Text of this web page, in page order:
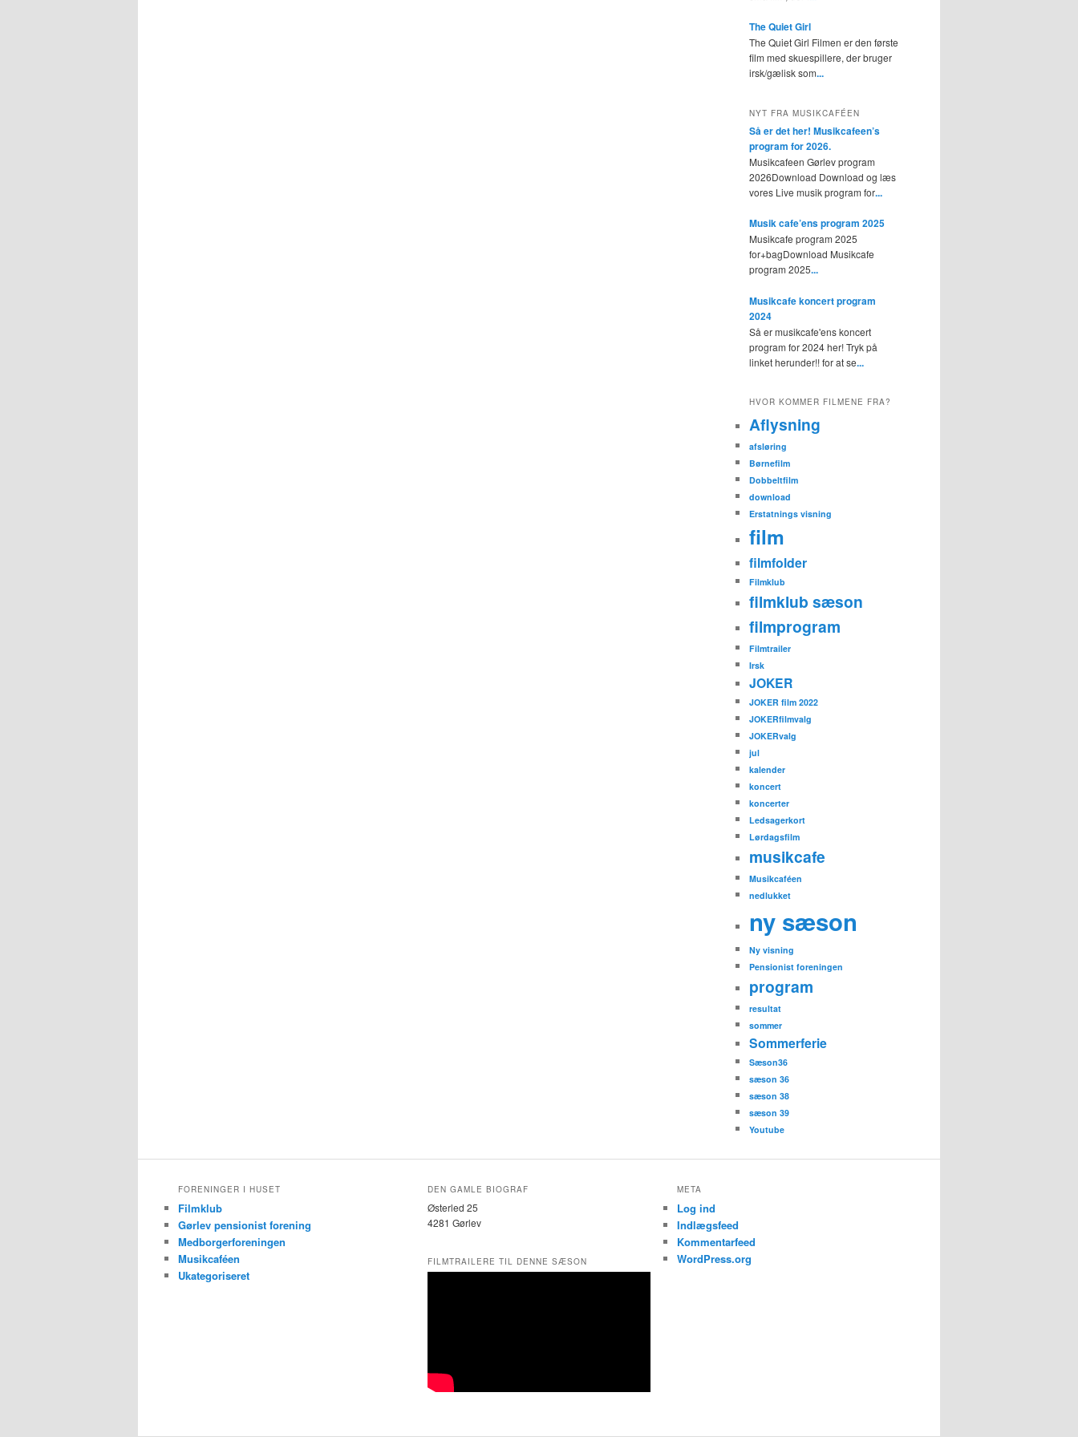
The Quiet Girl
The Quiet Girl Filmen er den første
film med skuespillere, der bruger
irsk/gælisk som...
NYT FRA MUSIKCAFÉEN
Så er det her! Musikcafeen’s
program for 2026.
Musikcafeen Gørlev program
2026Download Download og læs
vores Live musik program for...
Musik cafe’ens program 2025
Musikcafe program 2025
for+bagDownload Musikcafe
program 2025...
Musikcafe koncert program
2024
Så er musikcafe'ens koncert
program for 2024 her! Tryk på
linket herunder!! for at se...
HVOR KOMMER FILMENE FRA?
Aflysning
afsløring
Børnefilm
Dobbeltfilm
download
Erstatnings visning
film
filmfolder
Filmklub
filmklub sæson
filmprogram
Filmtrailer
Irsk
JOKER
JOKER film 2022
JOKERfilmvalg
JOKERvalg
jul
kalender
koncert
koncerter
Ledsagerkort
Lørdagsfilm
musikcafe
Musikcaféen
nedlukket
ny sæson
Ny visning
Pensionist foreningen
program
resultat
sommer
Sommerferie
Sæson36
sæson 36
sæson 38
sæson 39
Youtube
FORENINGER I HUSET
Filmklub
Gørlev pensionist forening
Medborgerforeningen
Musikcaféen
Ukategoriseret
DEN GAMLE BIOGRAF
Østerled 25
4281 Gørlev
FILMTRAILERE TIL DENNE SÆSON
META
Log ind
Indlægsfeed
Kommentarfeed
WordPress.org